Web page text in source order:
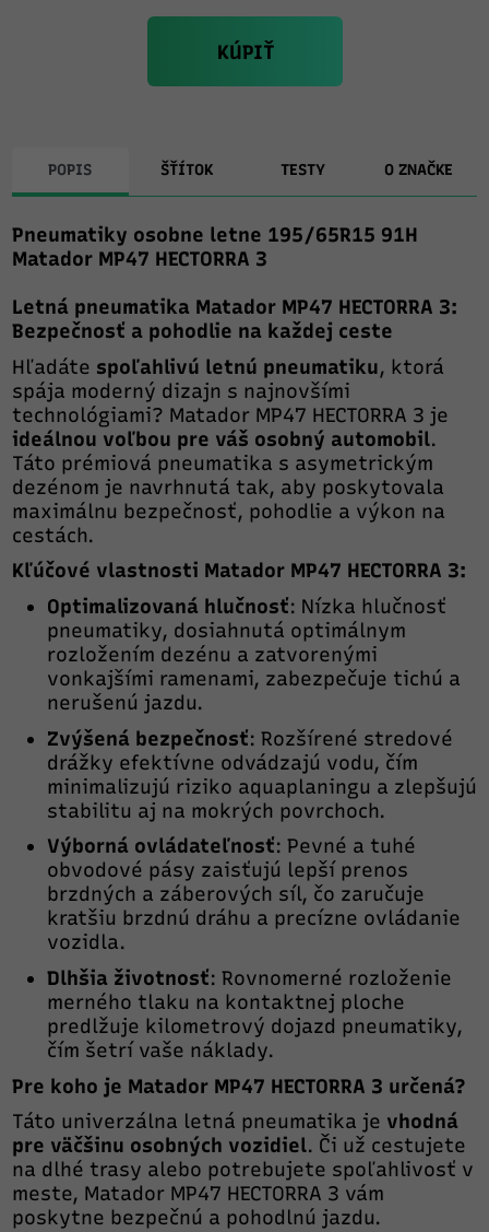
KÚPIŤ
POPIS ŠŤÍTOK TESTY O ZNAČKE
Pneumatiky osobne letne 195/65R15 91H
Matador MP47 HECTORRA 3
Letná pneumatika Matador MP47 HECTORRA 3:
Bezpečnosť a pohodlie na každej ceste
Hľadáte spoľahlivú letnú pneumatiku, ktorá
spája moderný dizajn s najnovšími
technológiami? Matador MP47 HECTORRA 3 je
ideálnou voľbou pre váš osobný automobil.
Táto prémiová pneumatika s asymetrickým
dezénom je navrhnutá tak, aby poskytovala
maximálnu bezpečnosť, pohodlie a výkon na
cestách.
Kľúčové vlastnosti Matador MP47 HECTORRA 3:
Optimalizovaná hlučnosť: Nízka hlučnosť
pneumatiky, dosiahnutá optimálnym
rozložením dezénu a zatvorenými
vonkajšími ramenami, zabezpečuje tichú a
nerušenú jazdu.
Zvýšená bezpečnosť: Rozšírené stredové
drážky efektívne odvádzajú vodu, čím
minimalizujú riziko aquaplaningu a zlepšujú
stabilitu aj na mokrých povrchoch.
Výborná ovládateľnosť: Pevné a tuhé
obvodové pásy zaisťujú lepší prenos
brzdných a záberových síl, čo zaručuje
kratšiu brzdnú dráhu a precízne ovládanie
vozidla.
Dlhšia životnosť: Rovnomerné rozloženie
merného tlaku na kontaktnej ploche
predlžuje kilometrový dojazd pneumatiky,
čím šetrí vaše náklady.
Pre koho je Matador MP47 HECTORRA 3 určená?
Táto univerzálna letná pneumatika je vhodná
pre väčšinu osobných vozidiel. Či už cestujete
na dlhé trasy alebo potrebujete spoľahlivosť v
meste, Matador MP47 HECTORRA 3 vám
poskytne bezpečnú a pohodlnú jazdu.